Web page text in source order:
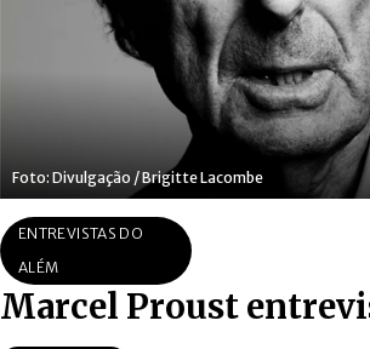
Foto: Divulgação / Brigitte Lacombe
ENTREVISTAS DO
ALÉM
Marcel Proust